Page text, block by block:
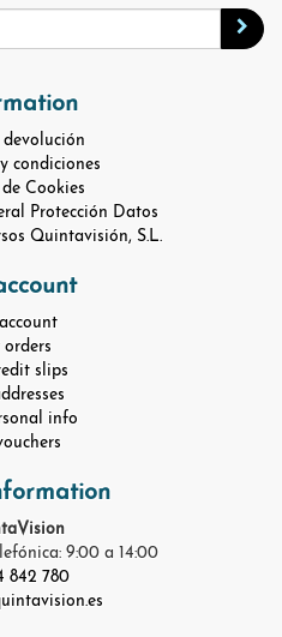
condiciones
Cookies
Protección Datos
Quintavisión, S.L.
orders
slips
info
9:00 a 14:00
842 780